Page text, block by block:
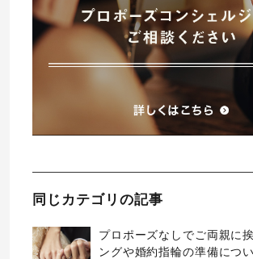
同じカテゴリの記事
プロポーズなしでご両親に
ングや婚約指輪の準備につ